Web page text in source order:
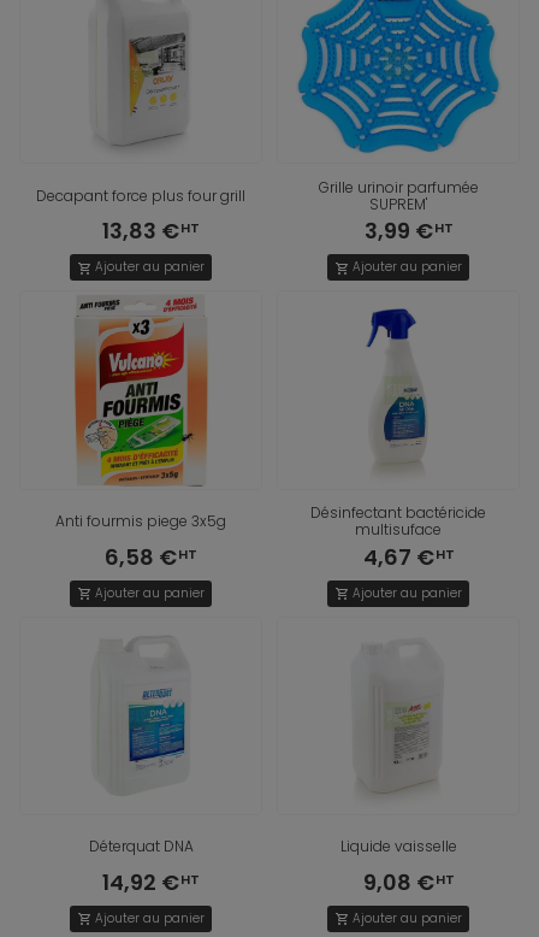
Decapant force plus four grill
13,83 €
shopping_cart Ajouter au panier
Grille urinoir parfumée
SUPREM'
3,99 €
shopping_cart Ajouter au panier
Anti fourmis piege 3x5g
6,58 €
shopping_cart Ajouter au panier
Désinfectant bactéricide
multisuface
4,67 €
shopping_cart Ajouter au panier
Déterquat DNA
14,92 €
shopping_cart Ajouter au panier
Liquide vaisselle
9,08 €
shopping_cart Ajouter au panier